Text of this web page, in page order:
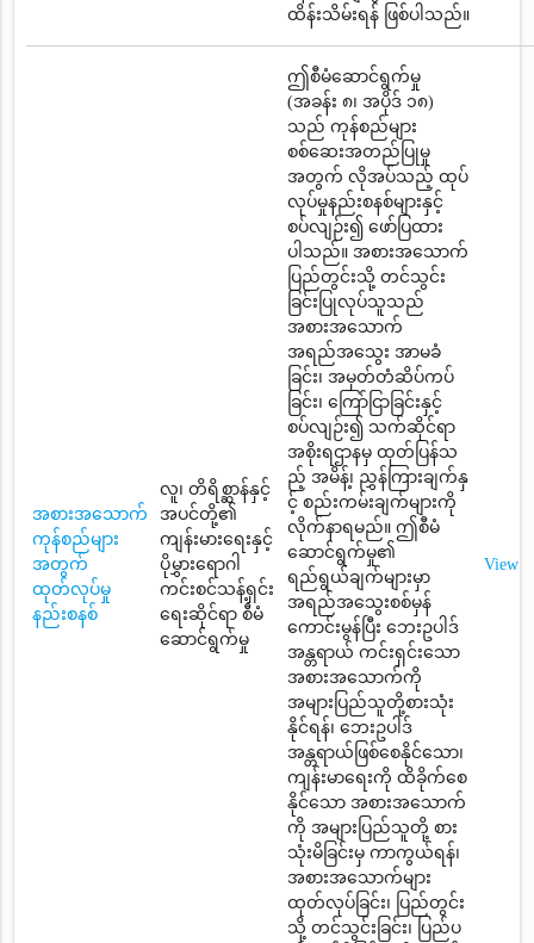
ထိန်းသိမ်းရန် ဖြစ်ပါသည်။
အစားအသောက်
ကုန်စည်များ
အတွက်
ထုတ်လုပ်မှု
နည်းစနစ်
လူ၊ တိရိစ္ဆာန်နှင့်
အပင်တို့၏
ကျန်းမားရေးနှင့်
ပိုမွှားရောဂါ
ကင်းစင်သန့်ရှင်း
ရေးဆိုင်ရာ စီမံ
ဆောင်ရွက်မှု
ဤစီမံဆောင်ရွက်မှု
(အခန်း ၈၊ အပိုဒ် ၁၈)
သည် ကုန်စည်များ
စစ်ဆေးအတည်ပြုမှု
အတွက် လိုအပ်သည့် ထုပ်
လုပ်မှုနည်းစနစ်များနှင့်
စပ်လျဉ်း၍ ဖော်ပြထား
ပါသည်။ အစားအသောက်
ပြည်တွင်းသို့ တင်သွင်း
ခြင်းပြုလုပ်သူသည်
အစားအသောက်
အရည်အသွေး အာမခံ
ခြင်း၊ အမှတ်တံဆိပ်ကပ်
ခြင်း၊ ကြော်ငြာခြင်းနှင့်
စပ်လျဉ်း၍ သက်ဆိုင်ရာ
အစိုးရဌာနမှ ထုတ်ပြန်သ
ည့် အမိန့်၊ ညွှန်ကြားချက်နှ
င့် စည်းကမ်းချက်များကို
လိုက်နာရမည်။ ဤစီမံ
ဆောင်ရွက်မှု၏
ရည်ရွယ်ချက်များမှာ
အရည်အသွေးစစ်မှန်
ကောင်းမွန်ပြီး ဘေးဥပါဒ်
အန္တရာယ် ကင်းရှင်းသော
အစားအသောက်ကို
အများပြည်သူတို့စားသုံး
နိုင်ရန်၊ ဘေးဥပါဒ်
အန္တရာယ်ဖြစ်စေနိုင်သော၊
ကျန်းမာရေးကို ထိခိုက်စေ
နိုင်သော အစားအသောက်
ကို အများပြည်သူတို့ စား
သုံးမိခြင်းမှ ကာကွယ်ရန်၊
အစားအသောက်များ
ထုတ်လုပ်ခြင်း၊ ပြည်တွင်း
သို့ တင်သွင်းခြင်း၊ ပြည်ပ
View